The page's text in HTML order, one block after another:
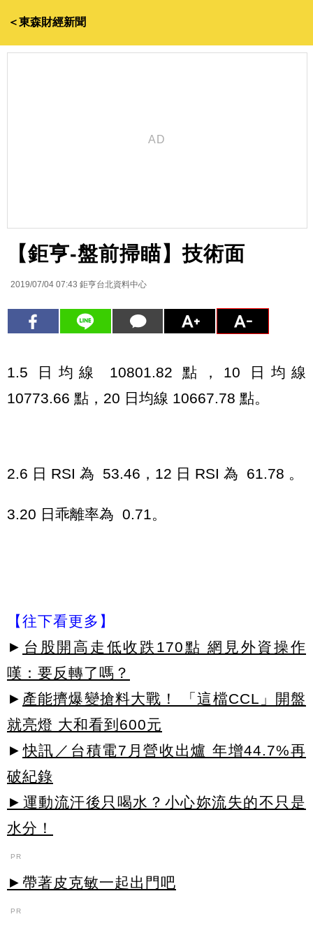
＜東森財經新聞
【鉅亨-盤前掃瞄】技術面
2019/07/04 07:43 鉅亨台北資料中心
1.5 日均線 10801.82 點，10 日均線
10773.66 點，20 日均線 10667.78 點。
2.6 日 RSI 為 53.46，12 日 RSI 為 61.78 。
3.20 日乖離率為 0.71。
【往下看更多】
► 台股開高走低收跌170點 網見外資操作
嘆：要反轉了嗎？
► 產能擠爆變搶料大戰！ 「這檔CCL」開盤
就亮燈 大和看到600元
► 快訊／台積電7月營收出爐 年增44.7%再
破紀錄
►運動流汗後只喝水？小心妳流失的不只是
水分！
PR
►帶著皮克敏一起出門吧
PR